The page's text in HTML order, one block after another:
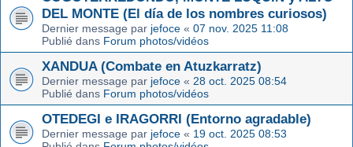
DEL MONTE (El día de los nombres curiosos)
Dernier message par jefoce « 07 nov. 2025 11:08
Publié dans Forum photos/vidéos
XANDUA (Combate en Atuzkarratz)
Dernier message par jefoce « 28 oct. 2025 08:54
Publié dans Forum photos/vidéos
OTEDEGI e IRAGORRI (Entorno agradable)
Dernier message par jefoce « 19 oct. 2025 08:53